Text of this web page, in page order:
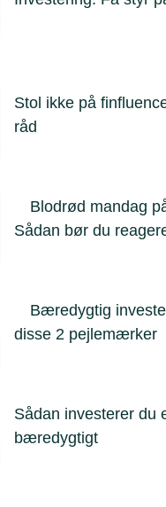
Stol ikke på
råd
Blodrød mandag
Sådan bør du
Bæredygtig
disse 2 pejlemærker
Sådan investerer du
bæredygtigt